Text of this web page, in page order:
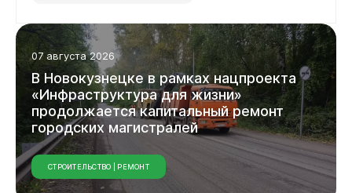
07 августа 2026
ВНовокузнецкеврамкахнацпроекта
«Инфраструктурадляжизни»
продолжаетсякапитальныйремонт
городских магистралей
СТРОИТЕЛЬСТВО | РЕМОНТ